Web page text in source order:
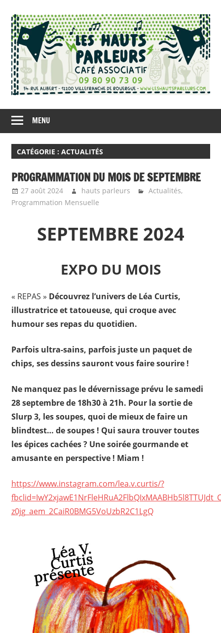
content
Les
Hauts
Parleurs
Associatif
à
de-
MENU
CATÉGORIE : ACTUALITÉS
PROGRAMMATION DU MOIS DE SEPTEMBRE
27 août 2024 hauts parleurs Actualités,
Programmation Mensuelle
SEPTEMBRE 2024
EXPO DU MOIS
« REPAS » Découvrez l’univers de Léa Curtis,
illustratrice et tatoueuse, qui croque avec
humour ses repas du quotidien.
Parfois ultra-sains, parfois juste un paquet de
chips, ses dessins sauront vous faire sourire !
Ne manquez pas le dévernissage prévu le samedi
28 septembre de 18h30 à 21h. Pour la sortie de
Slurp 3, les soupes, quoi de mieux de faire un
blindtest… de soupes ! Qui saura trouver toutes
les épices cachées ? Une soirée gourmande et
amusante en perspective ! Miam !
https://www.instagram.com/lea.v.curtis/?
z0jg_aem_2CaiR0BMG5VoUzbR2C1LgQ